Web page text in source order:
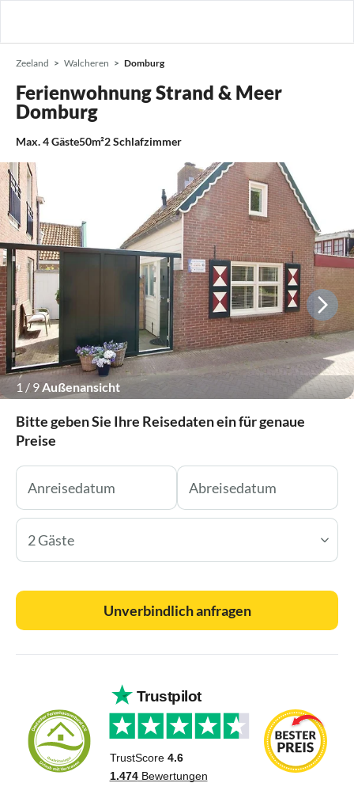
Zeeland Walcheren Domburg
Ferienwohnung Strand & Meer
Domburg
Max.4Gäste50m²2Schlafzimmer
1 / 9 Außenansicht
Bitte geben Sie Ihre Reisedaten ein für genaue
Preise
2 Gäste
Unverbindlich anfragen